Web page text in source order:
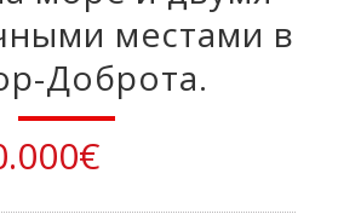
местами в
Доброта.